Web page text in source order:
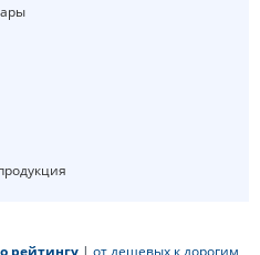
рейтингу |от дешевых к дорогим